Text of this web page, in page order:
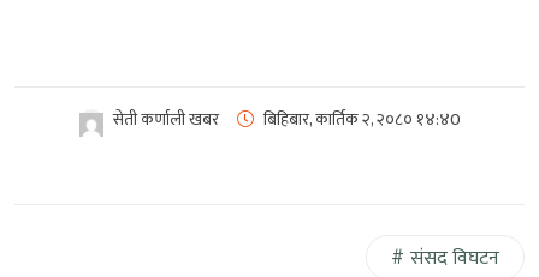
सेती कर्णाली खबर बिहिबार, कार्तिक २, २०८० १४:४0
संसद विघटन